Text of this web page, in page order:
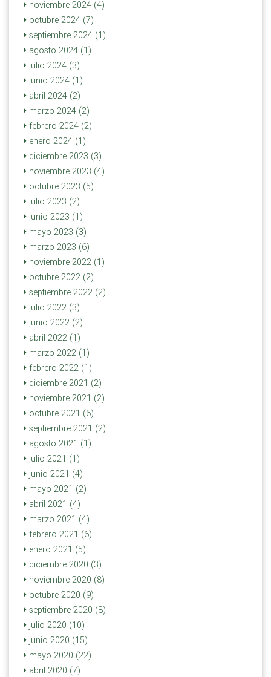
noviembre 2024 (4)
octubre 2024 (7)
septiembre 2024 (1)
agosto 2024 (1)
julio 2024 (3)
junio 2024 (1)
abril 2024 (2)
marzo 2024 (2)
febrero 2024 (2)
enero 2024 (1)
diciembre 2023 (3)
noviembre 2023 (4)
octubre 2023 (5)
julio 2023 (2)
junio 2023 (1)
mayo 2023 (3)
marzo 2023 (6)
noviembre 2022 (1)
octubre 2022 (2)
septiembre 2022 (2)
julio 2022 (3)
junio 2022 (2)
abril 2022 (1)
marzo 2022 (1)
febrero 2022 (1)
diciembre 2021 (2)
noviembre 2021 (2)
octubre 2021 (6)
septiembre 2021 (2)
agosto 2021 (1)
julio 2021 (1)
junio 2021 (4)
mayo 2021 (2)
abril 2021 (4)
marzo 2021 (4)
febrero 2021 (6)
enero 2021 (5)
diciembre 2020 (3)
noviembre 2020 (8)
octubre 2020 (9)
septiembre 2020 (8)
julio 2020 (10)
junio 2020 (15)
mayo 2020 (22)
abril 2020 (7)